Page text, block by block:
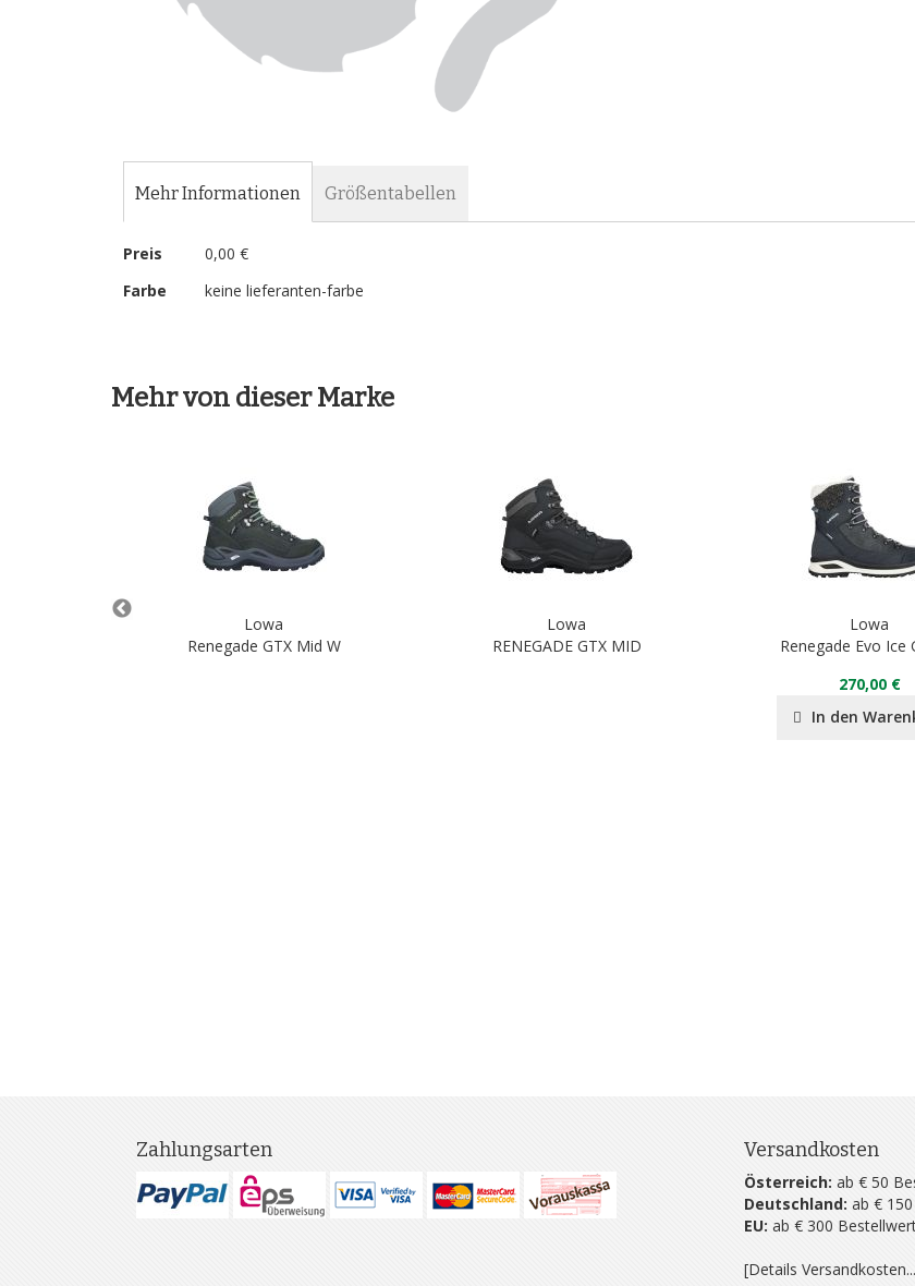
Anfang
Mehr Informationen
Mehr
Preis
0,00 €
Farbe
keine lieferanten-farbe
Größentabellen
Mehr von dieser Marke
Lowa
Renegade GTX Mid W
Lowa
RENEGADE GTX MID
Lowa
Renegade Evo Ice
270,00 €
In den
Zahlungsarten Versandkosten
Österreich: ab € 50
Deutschland: ab €
EU: ab € 300
[Details